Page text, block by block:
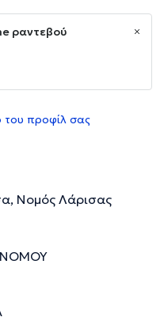
ραντεβού
του προφίλ σας
Νομός Λάρισας